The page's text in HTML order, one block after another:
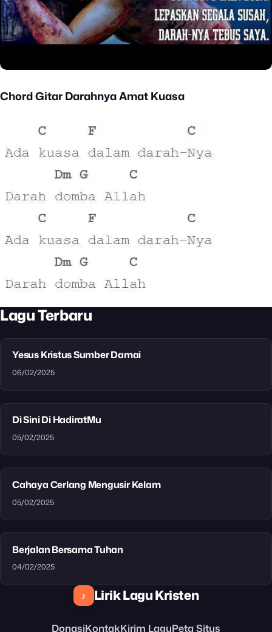
Chord Gitar Darahnya Amat Kuasa
Lagu Terbaru
Yesus Kristus Sumber Damai
06/02/2025
Di Sini Di HadiratMu
05/02/2025
Cahaya Cerlang Mengusir Kelam
05/02/2025
Berjalan Bersama Tuhan
04/02/2025
♪ Lirik Lagu Kristen
DonasiKontakKirim LaguPeta Situs